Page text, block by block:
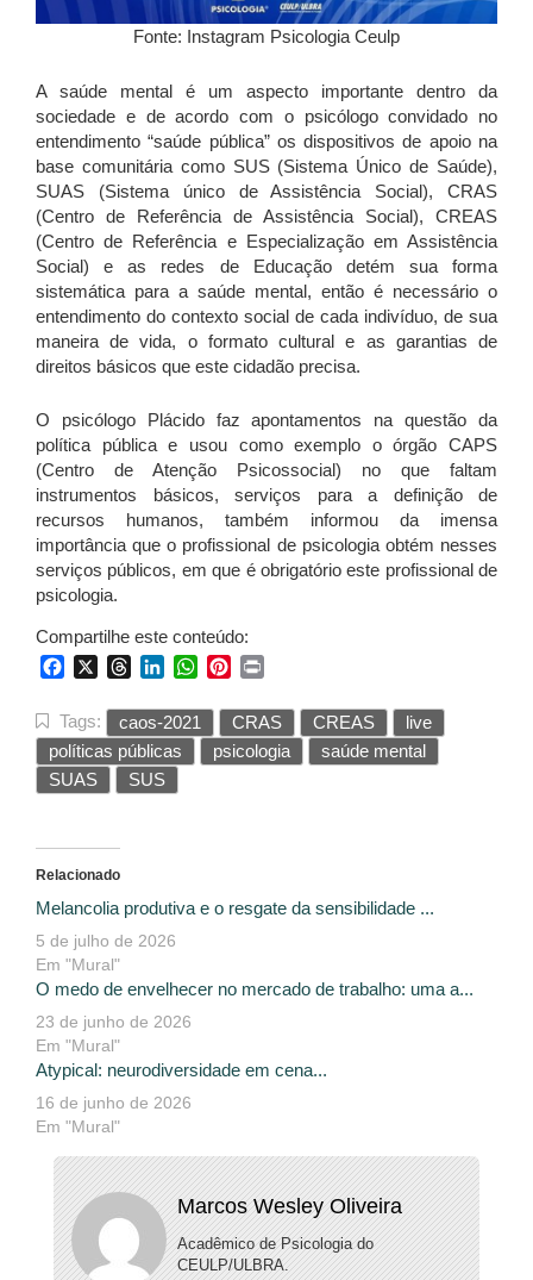
Fonte: Instagram Psicologia Ceulp
A saúde mental é um aspecto importante dentro da
sociedade e de acordo com o psicólogo convidado no
entendimento “saúde pública” os dispositivos de apoio na
base comunitária como SUS (Sistema Único de Saúde),
SUAS (Sistema único de Assistência Social), CRAS
(Centro de Referência de Assistência Social), CREAS
(Centro de Referência e Especialização em Assistência
Social) e as redes de Educação detém sua forma
sistemática para a saúde mental, então é necessário o
entendimento do contexto social de cada indivíduo, de sua
maneira de vida, o formato cultural e as garantias de
direitos básicos que este cidadão precisa.
O psicólogo Plácido faz apontamentos na questão da
política pública e usou como exemplo o órgão CAPS
(Centro de Atenção Psicossocial) no que faltam
instrumentos básicos, serviços para a definição de
recursos humanos, também informou da imensa
importância que o profissional de psicologia obtém nesses
serviços públicos, em que é obrigatório este profissional de
psicologia.
Compartilhe este conteúdo:
FacebookThreadsLinkedInWhatsApp
Pinterest
Tags: caos-2021 CRAS CREAS
live
políticas públicas
psicologia
saúde mental
SUAS
SUS
Relacionado
Melancolia produtiva e o resgate da sensibilidade ...
5 de julho de 2026
Em "Mural"
O medo de envelhecer no mercado de trabalho: uma a...
23 de junho de 2026
Em "Mural"
Atypical: neurodiversidade em cena...
16 de junho de 2026
Em "Mural"
Marcos Wesley Oliveira
Acadêmico de Psicologia do
CEULP/ULBRA.